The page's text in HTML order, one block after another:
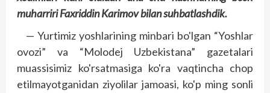
muharriri Faxriddin Karimov bilan suhbatlashdik.
— Yurtimiz yoshlarining minbari bo'lgan “Yoshlar
ovozi” va “Molodej Uzbekistana” gazetalari
muassisimiz ko'rsatmasiga ko'ra vaqtincha chop
etilmayotganidan ziyolilar jamoasi, ko'p ming sonli